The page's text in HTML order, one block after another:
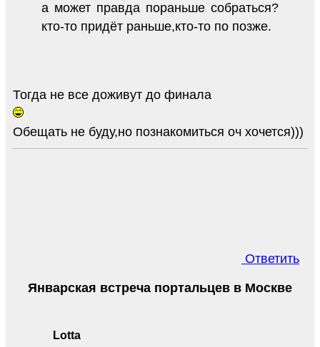
а может правда пораньше собраться?
кто-то придёт раньше,кто-то по позже.
Тогда не все доживут до финала
Обещать не буду,но познакомиться оч хочется)))
Ответить
Lotta
Январская встреча портальцев в Москве